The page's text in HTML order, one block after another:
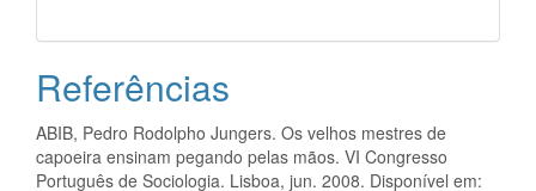
Referências
ABIB, Pedro Rodolpho Jungers. Os velhos mestres de
capoeira ensinam pegando pelas mãos. VI Congresso
Português de Sociologia. Lisboa, jun. 2008. Disponível em: